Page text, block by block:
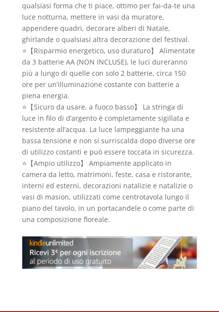
qualsiasi forma che ti piace, ottimo per fai-da-te una
luce notturna, mettere in vasi da muratore,
appendere quadri, decorare alberi di Natale,
ghirlande o qualsiasi altra decorazione del festival.
⭐【Risparmio energetico, uso duraturo】 Alimentate
da 3 batterie AA (NON INCLUSE), le luci dureranno
più a lungo di quelle con solo 2 batterie, circa 150
ore per un’illuminazione costante con batterie a
piena energia.
⭐【Sicuro da usare, a fuoco basso】 La stringa di
luce in filo di d’argento è completamente sigillata e
resistente all’acqua. La luce lampeggiante ha una
bassa tensione e non si surriscalda dopo diverse ore
di utilizzo costanti e può essere toccata in sicurezza.
⭐【Ampio utilizzo】 Ampiamente applicato in
camera da letto, matrimoni, feste, casa e ristorante,
interni ed esterni, decorazioni natalizie e natalizie o
vasi di masion, utilizzati come centrotavola lungo il
piano del tavolo, in un portacandele o come parte di
una composizione floreale.